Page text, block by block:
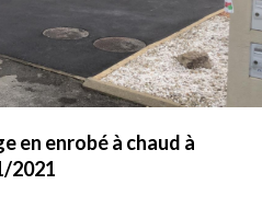
en enrobé à chaud à
2021